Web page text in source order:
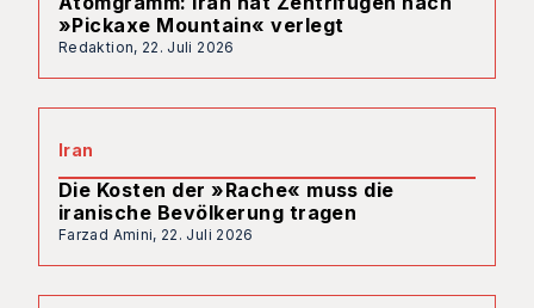
»Pickaxe Mountain« verlegt
Redaktion, 22. Juli 2026
Iran
Die Kosten der »Rache« muss die
iranische Bevölkerung tragen
Farzad Amini, 22. Juli 2026